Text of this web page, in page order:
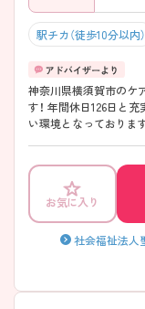
駅チカ（徒歩10分以内）
神奈川県横須賀市のケ
す！ 年間休日126日と
い環境となっておりま
伝えしますのでご連絡
お気に入り
社会福祉法